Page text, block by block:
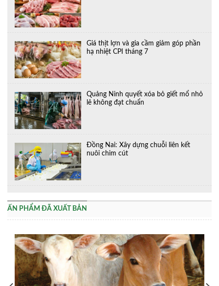
Giá thịt lợn và gia cầm giảm góp phần
hạ nhiệt CPI tháng 7
Quảng Ninh quyết xóa bỏ giết mổ nhỏ
lẻ không đạt chuẩn
Đồng Nai: Xây dựng chuỗi liên kết
nuôi chim cút
ẤN PHẨM ĐÃ XUẤT BẢN